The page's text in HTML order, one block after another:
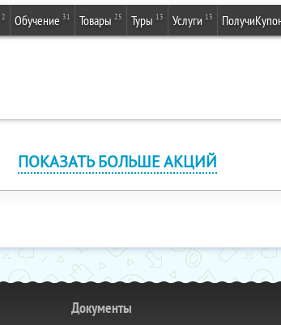
2 Обучение 31 Товары 25 Туры 13 Услуги 13
ПОКАЗАТЬ БОЛЬШЕ АКЦИЙ
Документы